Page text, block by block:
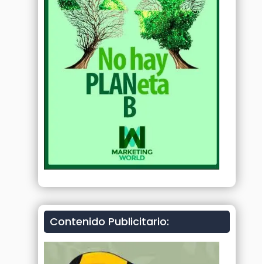
Contenido Publicitario: